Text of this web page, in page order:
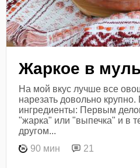
Жаркое в
На мой вкус лучше все
нарезать довольно крупно.
ингредиенты: Первым
"жарка" или "выпечка" и в
другом...
90 мин
21